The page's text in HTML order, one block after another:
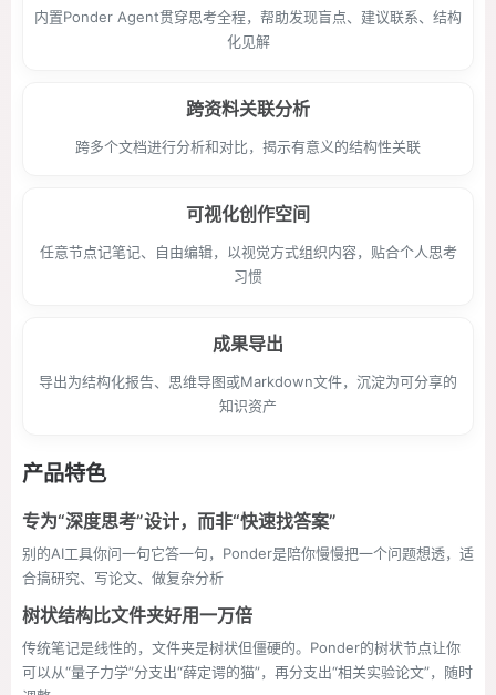
内置Ponder Agent贯穿思考全程，帮助发现盲点、建议联系、结构
化见解
跨资料关联分析
跨多个文档进行分析和对比，揭示有意义的结构性关联
可视化创作空间
任意节点记笔记、自由编辑，以视觉方式组织内容，贴合个人思考
习惯
成果导出
导出为结构化报告、思维导图或Markdown文件，沉淀为可分享的
知识资产
产品特色
专为“深度思考”设计，而非“快速找答案”
别的AI工具你问一句它答一句，Ponder是陪你慢慢把一个问题想透，适
合搞研究、写论文、做复杂分析
树状结构比文件夹好用一万倍
传统笔记是线性的，文件夹是树状但僵硬的。Ponder的树状节点让你
可以从“量子力学”分支出“薛定谔的猫”，再分支出“相关实验论文”，随时